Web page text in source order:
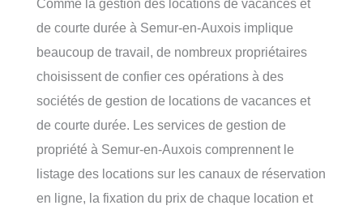
Comme la gestion des locations de vacances et
de courte durée à Semur-en-Auxois implique
beaucoup de travail, de nombreux propriétaires
choisissent de confier ces opérations à des
sociétés de gestion de locations de vacances et
de courte durée. Les services de gestion de
propriété à Semur-en-Auxois comprennent le
listage des locations sur les canaux de réservation
en ligne, la fixation du prix de chaque location et